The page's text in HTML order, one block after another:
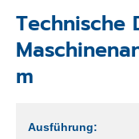
Technische
m
Ausführung: